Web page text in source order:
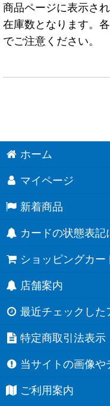
商品ページに表示さ
在庫数となります。
でご注意ください。
ホーム
マイページ
新着商品
カードの状態表記
ショッピングカー
店舗案内
最近チェックした
特定商取引法表示
当サイトの画像や
ご利用案内